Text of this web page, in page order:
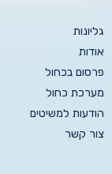
גליונות
אודות
פרסום בכחול
מערכת כחול
הודעות למשיטים
צור קשר